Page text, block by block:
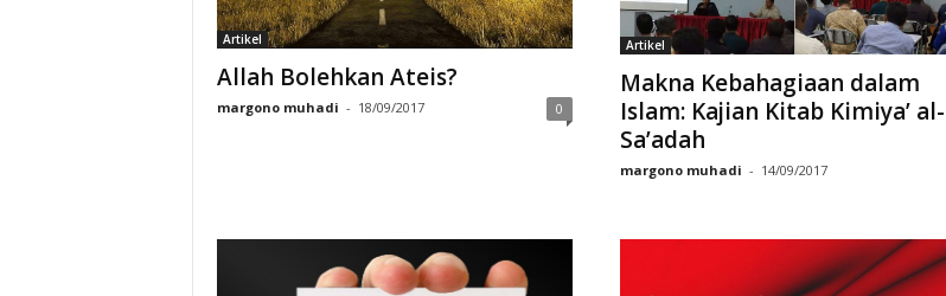
Artikel
Allah Bolehkan Ateis?
margono muhadi - 18/09/2017 0
Artikel
Makna Kebahagiaan dalam
Islam: Kajian Kitab Kimiya’ al-
Sa’adah
margono muhadi - 14/09/2017